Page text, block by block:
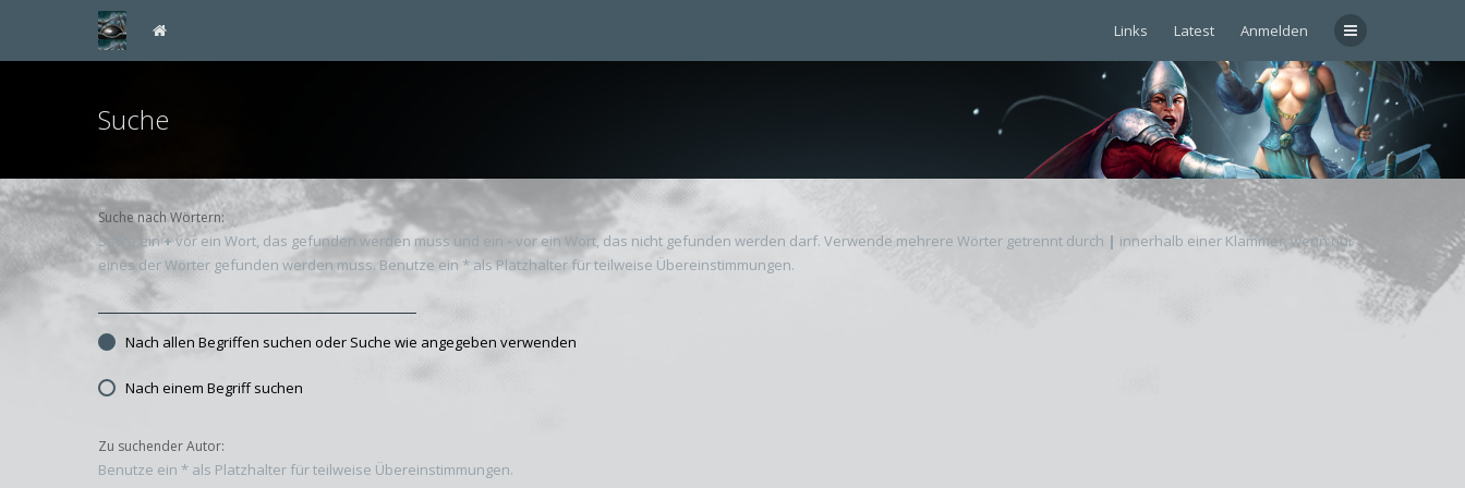
Links Latest Anmelden
Suche
Suche nach Wörtern:
Setze ein+vor ein Wort, das gefunden werden muss und ein - vor ein Wort, das nicht gefunden werden darf. Verwende mehrere Wörter getrennt durch | innerhalb einer Klammer, wenn nur
eines der Wörter gefunden werden muss. Benutze ein * als Platzhalter für teilweise Übereinstimmungen.
Nach allen Begriffen suchen oder Suche wie angegeben verwenden
Nach einem Begriff suchen
Zu suchender Autor:
Benutze ein * als Platzhalter für teilweise Übereinstimmungen.